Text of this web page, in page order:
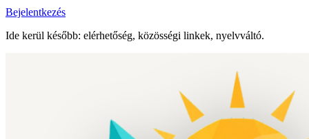
Bejelentkezés
Ide kerül később: elérhetőség, közösségi linkek, nyelvváltó.